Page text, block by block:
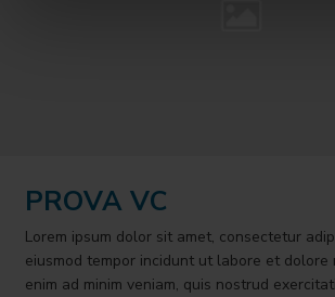
PROVA VC
Lorem ipsum dolor sit amet, consectetur
eiusmod tempor incidunt ut labore et dolore
enim ad minim veniam, quis nostrud